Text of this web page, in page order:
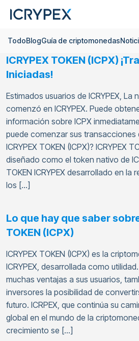
Iniciar sesión
Empresa
Investigación
Ayuda
Futurosx50
Tema
TodoBlogGuía de criptomonedas
ICRYPEX TOKEN (ICPX)
Iniciadas!
Estimados usuarios de ICRYPEX,
comenzó en ICRYPEX. Puede
información sobre ICPX
puede comenzar sus transacciones
ICRYPEX TOKEN (ICPX)? ICRYPEX
diseñado como el token nativo de
TOKEN ICRYPEX desarrollado en la
los […]
Lo que hay que saber
TOKEN (ICPX)
ICRYPEX TOKEN (ICPX) es la
ICRYPEX, desarrollada como
muchas ventajas a sus usuarios,
inversores la posibilidad de
futuro. ICRPEX, que continúa su
global en el mundo de la
crecimiento se […]